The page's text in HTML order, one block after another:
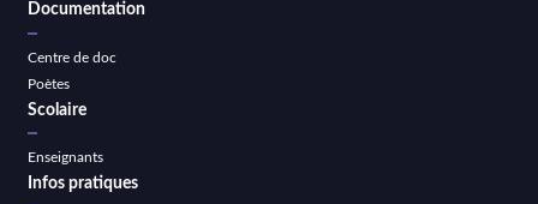
Documentation
Centre de doc
Poètes
Scolaire
Enseignants
Infos pratiques